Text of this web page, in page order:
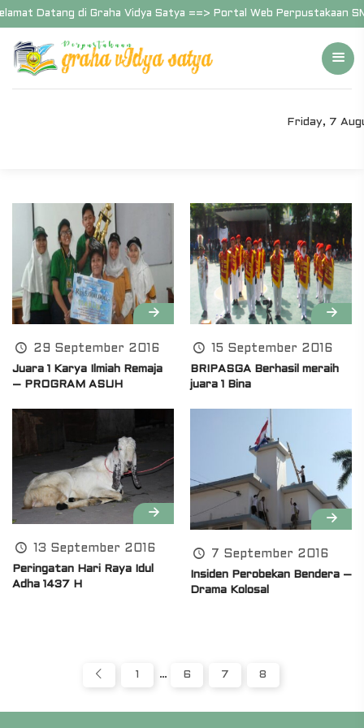
Datang di Graha Vidya Satya ==> Portal Web Perpustakaan
Friday, 7
29 September 2016
Juara 1 Karya Ilmiah Remaja
– PROGRAM ASUH
15 September 2016
BRIPASGA Berhasil meraih
juara 1 Bina
13 September 2016
Peringatan Hari Raya Idul
Adha 1437 H
7 September 2016
Insiden Perobekan Bendera –
Drama Kolosal
1 … 6 7 8